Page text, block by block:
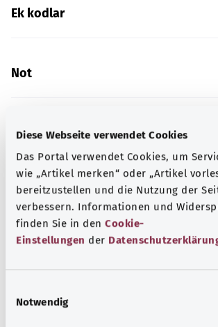
Diese Webseite verwendet Cookies
Das Portal verwendet Cookies, um
wie „Artikel merken“ oder „Artikel
bereitzustellen und die Nutzung der
verbessern. Informationen und
finden Sie in den Cookie-
Einstellungen der
Notwendig
Ek kodlar
Not
Kaynak
Federal Sağlık Bakanlığı (BMG) adına
gemeinnützige GmbH tarafından
Kapsamlı bilgi